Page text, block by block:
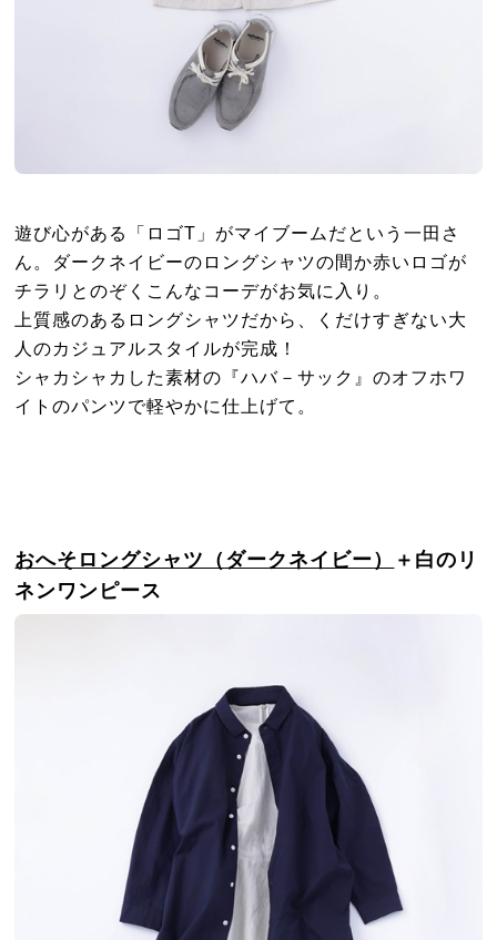
遊び心がある「ロゴT」がマイブームだという一田さ
ん。ダークネイビーのロングシャツの間か赤いロゴが
チラリとのぞくこんなコーデがお気に入り。
上質感のあるロングシャツだから、くだけすぎない大
人のカジュアルスタイルが完成！
シャカシャカした素材の『ハバ－サック』のオフホワ
イトのパンツで軽やかに仕上げて。
おへそロングシャツ（ダークネイビー）
＋白のリ
ネンワンピース